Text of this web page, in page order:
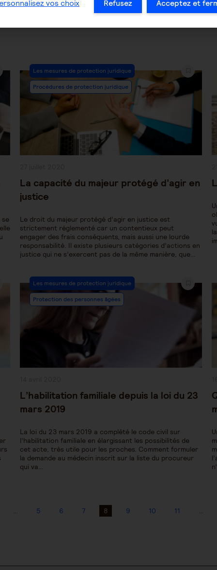
se
Post
Category:
Les mesures de protection juridique
Procédures de protection juridique
La capacité du majeur protégé d’agir en
justice
Le droit du majeur protégé d’agir en justice est
strictement réglementé car un contentieux peut
engager des frais conséquents, mais aussi une lourde
responsabilité. Il existe plusieurs catégories d’actions en
justice qui ne s’exercent pas de la même manière, que…
Post
Category:
Les mesures de protection juridique
Protection des personnes âgées
L’habilitation familiale depuis la loi du 23
mars 2019
La loi du 23 mars 2019 a complété le code civil sur
l’habilitation familiale en élargissant les possibilités de
cet acte, très utile pour les proches. Comment formuler
la demande au médecin inscrit sur la liste du procureur
qui va…
… 5 6 7 8 9 10 11 …
vos choix Refusez Acceptez et